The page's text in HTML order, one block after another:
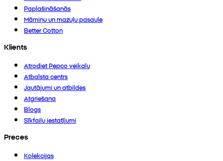
Paplašināšanās
Māmiņu un mazuļu pasaule
Better Cotton
Klients
Atrodiet Pepco veikalu
Atbalsta centrs
Jautājumi un atbildes
Atgriešana
Blogs
Sīkfailu iestatījumi
Preces
Kolekcijas